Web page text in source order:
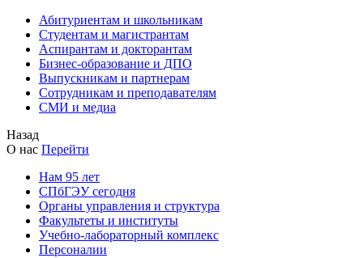
Абитуриентам и школьникам
Студентам и магистрантам
Аспирантам и докторантам
Бизнес-образование и ДПО
Выпускникам и партнерам
Сотрудникам и преподавателям
СМИ и медиа
Назад
О нас Перейти
Нам 95 лет
СПбГЭУ сегодня
Органы управления и структура
Факультеты и институты
Учебно-лабораторный комплекс
Персоналии